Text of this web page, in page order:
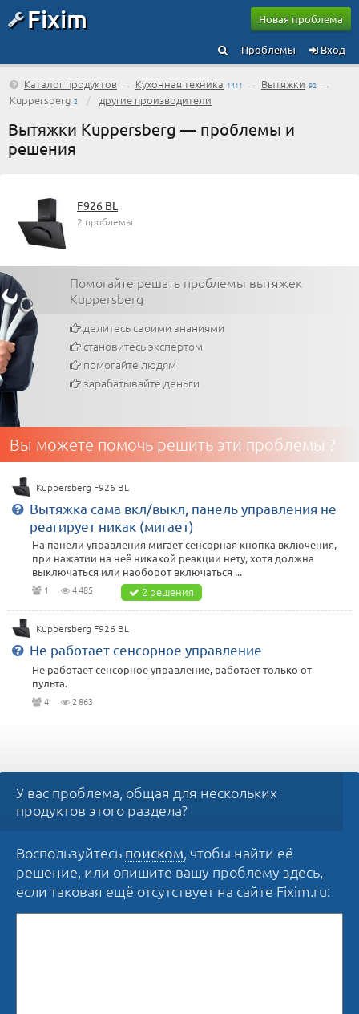
Fixim Новая проблема
Вход
Проблемы
Каталог продуктов → Кухонная техника 1411 → Вытяжки 92 →
Kuppersberg 2 / другие производители
Вытяжки Kuppersberg — проблемы и
решения
F926 BL
2 проблемы
Помогайте решать проблемы вытяжек
Kuppersberg
делитесь своими знаниями
становитесь экспертом
помогайте людям
зарабатывайте деньги
Вы можете помочь решить эти проблемы ?
Kuppersberg F926 BL
Вытяжка сама вкл/выкл, панель управления не
реагирует никак (мигает)
На панели управления мигает сенсорная кнопка включения,
при нажатии на неё никакой реакции нету, хотя должна
выключаться или наоборот включаться ...
1 4 485 2 решения
Kuppersberg F926 BL
Не работает сенсорное управление
Не работает сенсорное управление, работает только от
пульта.
4 2 863
У вас проблема, общая для нескольких
продуктов этого раздела?
Воспользуйтесь поиском, чтобы найти её
решение, или опишите вашу проблему здесь,
если таковая ещё отсутствует на сайте Fixim.ru: